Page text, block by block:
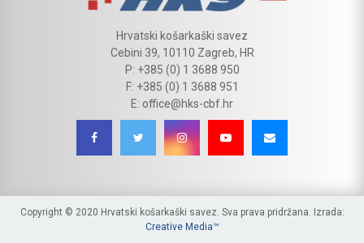
Hrvatski košarkaški savez
Cebini 39, 10110 Zagreb, HR
P: +385 (0) 1 3688 950
F: +385 (0) 1 3688 951
E: office@hks-cbf.hr
Copyright © 2020 Hrvatski košarkaški savez. Sva prava pridržana. Izrada:
Creative Media™